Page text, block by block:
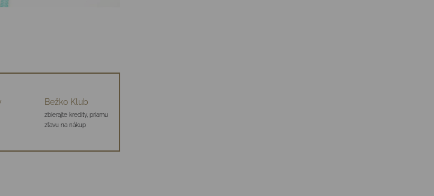
Bežko Klub
zbierajte kredity, priamu
zľavu na nákup